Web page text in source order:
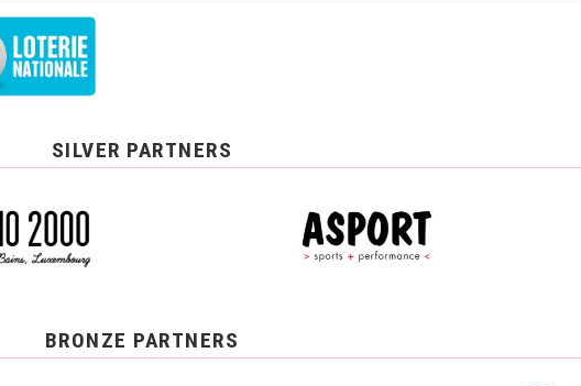
SILVER PARTNERS
BRONZE PARTNERS